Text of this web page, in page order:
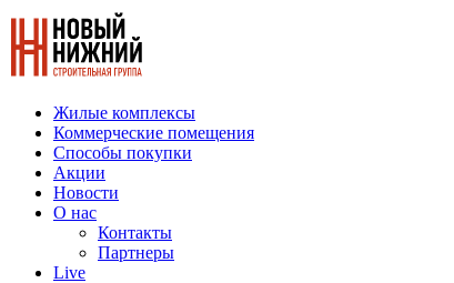
Жилые комплексы
Коммерческие помещения
Способы покупки
Акции
Новости
О нас
Контакты
Партнеры
Live